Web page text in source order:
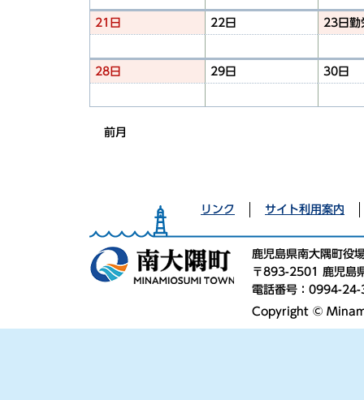
21日 22日 23日 勤
28日 29日 30日
前月
リンク サイト利用案内
鹿児島県南大隅町役
〒893-2501 鹿児島
電話番号：0994-
Copyright ©